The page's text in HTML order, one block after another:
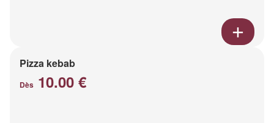
Pizza kebab
Dès 10.00 €